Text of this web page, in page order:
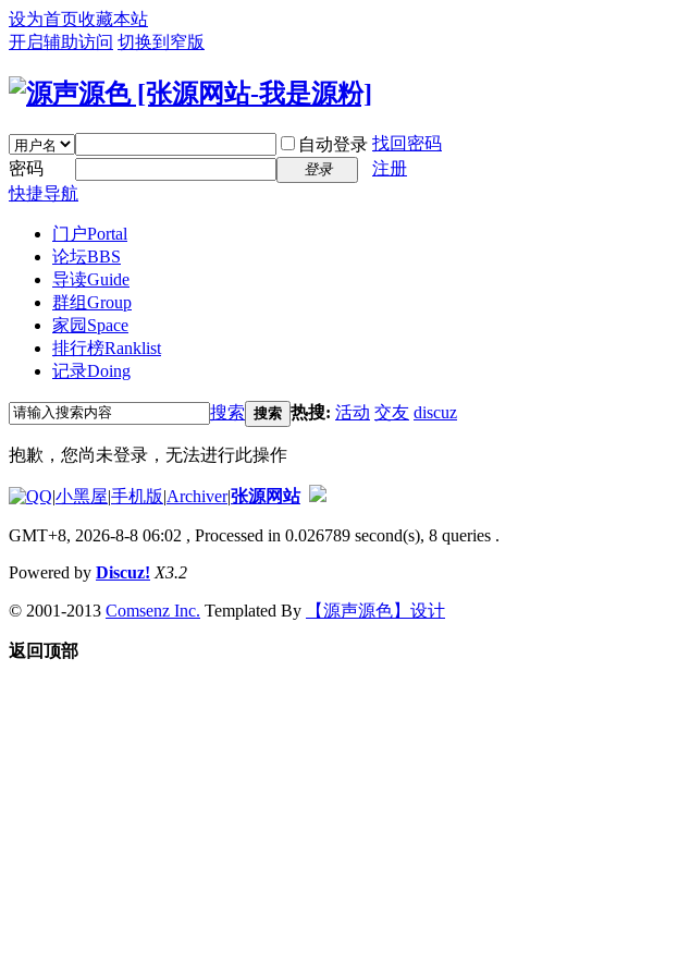
设为首页收藏本站
开启辅助访问 切换到窄版
自动登录 找回密码
密码
登录
注册
快捷导航
门户Portal
论坛BBS
导读Guide
群组Group
家园 Space
排行榜Ranklist
记录Doing
搜索 搜索 热搜: 活动 交友 discuz
抱歉，您尚未登录，无法进行此操作
|小黑屋|手机版|Archiver|张源网站
GMT+8, 2026-8-8 06:02 , Processed in 0.026789 second(s), 8 queries .
Powered by Discuz! X3.2
© 2001-2013 Comsenz Inc. Templated By 【源声源色】设计
返回顶部